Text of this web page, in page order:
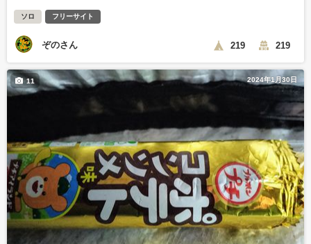
ソロ フリーサイト
ぞのさん 219 219
2024年1月30日
11